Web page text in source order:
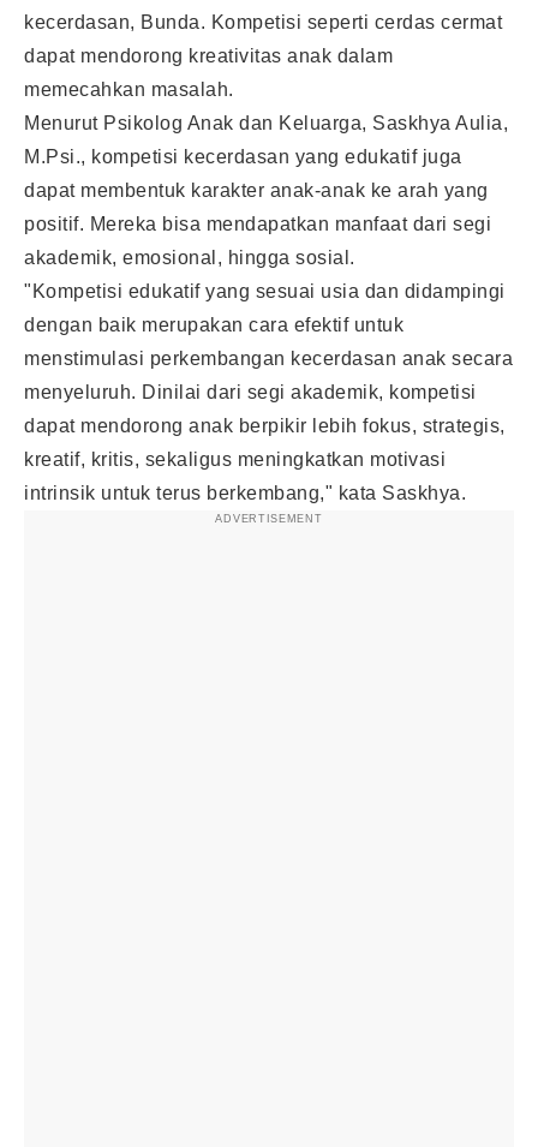
kecerdasan, Bunda. Kompetisi seperti cerdas cermat
dapat mendorong kreativitas anak dalam
memecahkan masalah.
Menurut Psikolog Anak dan Keluarga, Saskhya Aulia,
M.Psi., kompetisi kecerdasan yang edukatif juga
dapat membentuk karakter anak-anak ke arah yang
positif. Mereka bisa mendapatkan manfaat dari segi
akademik, emosional, hingga sosial.
"Kompetisi edukatif yang sesuai usia dan didampingi
dengan baik merupakan cara efektif untuk
menstimulasi perkembangan kecerdasan anak secara
menyeluruh. Dinilai dari segi akademik, kompetisi
dapat mendorong anak berpikir lebih fokus, strategis,
kreatif, kritis, sekaligus meningkatkan motivasi
intrinsik untuk terus berkembang," kata Saskhya.
ADVERTISEMENT